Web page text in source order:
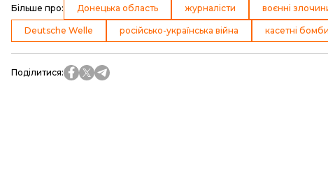
Більше про: Донецька область журналісти воєнні
Deutsche Welle російсько-українська війна касетні бомби
Поділитися: